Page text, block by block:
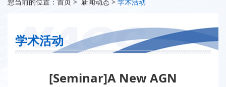
您当前的位置： 首页 > 新闻动态 > 学术活动
学术活动
[Seminar]A New AGN